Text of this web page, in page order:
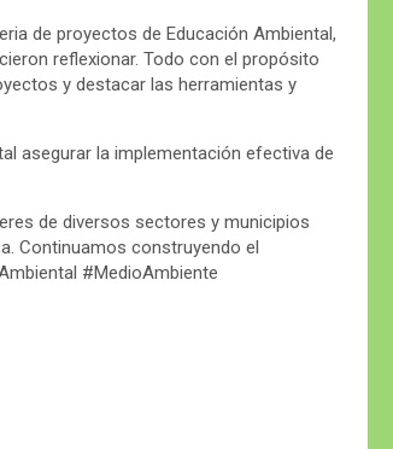
de proyectos de Educación Ambiental,
reflexionar. Todo con el propósito
y destacar las herramientas y
asegurar la implementación efectiva de
de diversos sectores y municipios
Continuamos construyendo el
#MedioAmbiente